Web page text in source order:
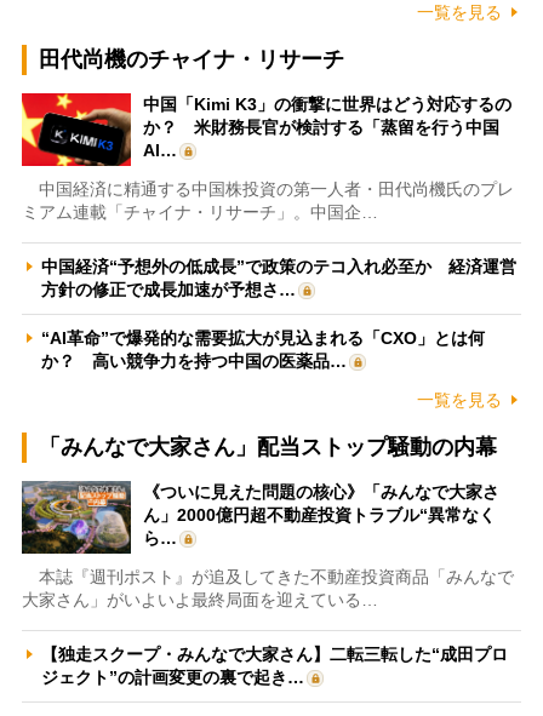
一覧を見る
田代尚機のチャイナ・リサーチ
中国「Kimi K3」の衝撃に世界はどう対応するの
か？ 米財務長官が検討する「蒸留を行う中国
AI…
中国経済に精通する中国株投資の第一人者・田代尚機氏のプレ
ミアム連載「チャイナ・リサーチ」。中国企…
中国経済“予想外の低成長”で政策のテコ入れ必至か 経済運営
方針の修正で成長加速が予想さ…
“AI革命”で爆発的な需要拡大が見込まれる「CXO」とは何
か？ 高い競争力を持つ中国の医薬品…
一覧を見る
「みんなで大家さん」配当ストップ騒動の内幕
《ついに見えた問題の核心》「みんなで大家さ
ん」2000億円超不動産投資トラブル“異常なく
ら…
本誌『週刊ポスト』が追及してきた不動産投資商品「みんなで
大家さん」がいよいよ最終局面を迎えている…
【独走スクープ・みんなで大家さん】二転三転した“成田プロ
ジェクト”の計画変更の裏で起き…